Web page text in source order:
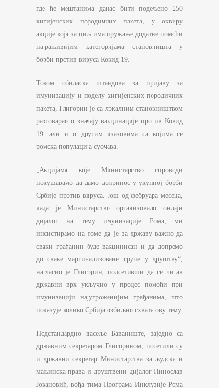
где ће мештанима данас бити подељено 250
хигијенских породичних пакета, у оквиру
акције која за циљ има пружање додатне помоћи
најрањивијим категоријама становништа у
борби против вируса Ковид 19.
Током обиласка штандова за пријаву за
имунизацију и поделу хигијенских породичних
пакета, Глигорин је са локалним становништвом
разговарао о значају вакцинације против Ковид
19, али и о другим изазовима са којима се
ромска популација суочава.
„Акцијама које Министарство спроводи
покушавамо да дамо допринос у укупној борби
Србије против вируса. Још од фебруара месеца,
када је Министарство организовало онлајн
дијалог на тему имунизације Рома, ми
инсистирамо на томе да је за државу важно да
сваки грађанин буде вакцинисан и да допремо
до сваке маргинализоване групе у друштву“,
нагласио је Глигорин, подсетивши да се читав
државни врх укључио у процес помоћи при
имунизацији најугроженијим грађанима, што
показује колико Србија озбиљно схвата ову тему.
Подстандардно насеље Баваниште, заједно са
државним секретаром Глигорином, посетили су
и државни секретар Министарства за људска и
мањинска права и друштвени дијалог Нинослав
Јовановић, вођа тима Програма Инклузије Рома